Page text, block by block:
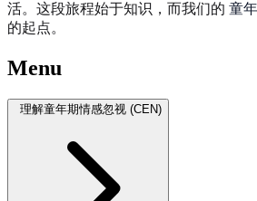
活。这段旅程始于知识，而我们的 童
的起点。
Menu
理解童年期情感忽视 (CEN)